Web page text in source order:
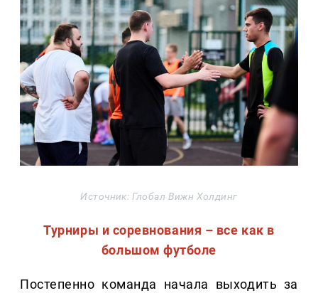
Источник: Глобал Вижн Холдинг
Турниры и соревнования – все как в
большом футболе
Постепенно команда начала выходить за